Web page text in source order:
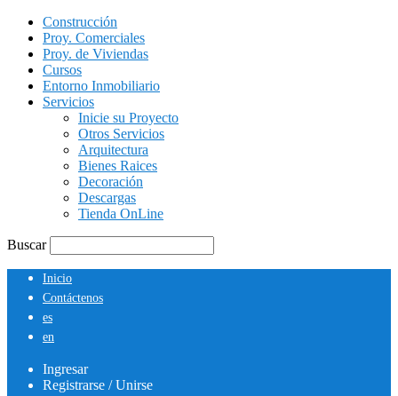
Construcción
Proy. Comerciales
Proy. de Viviendas
Cursos
Entorno Inmobiliario
Servicios
Inicie su Proyecto
Otros Servicios
Arquitectura
Bienes Raices
Decoración
Descargas
Tienda OnLine
Buscar
Inicio
Contáctenos
es
en
Ingresar
Registrarse / Unirse